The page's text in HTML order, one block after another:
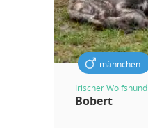
männchen
Irischer Wolfshund
Bobert